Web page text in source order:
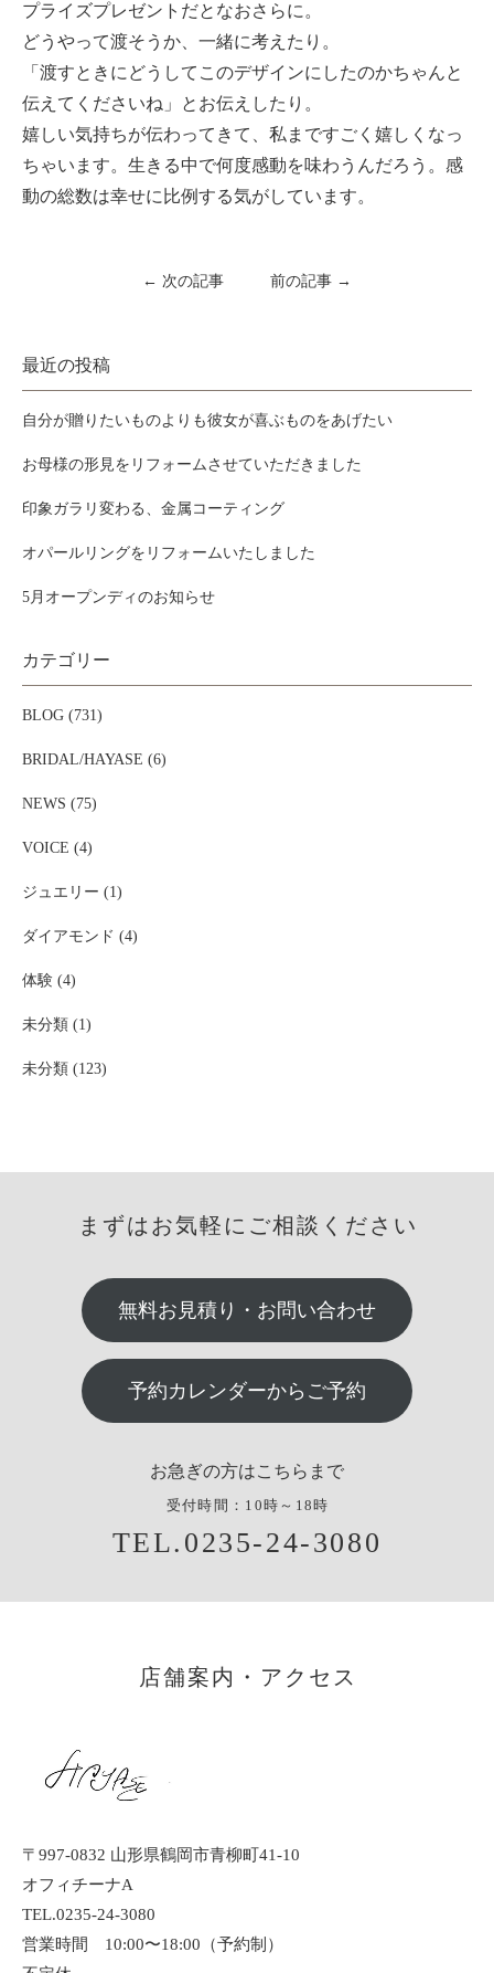
プライズプレゼントだとなおさらに。
どうやって渡そうか、一緒に考えたり。
「渡すときにどうしてこのデザインにしたのかちゃんと
伝えてくださいね」とお伝えしたり。
嬉しい気持ちが伝わってきて、私まですごく嬉しくなっ
ちゃいます。生きる中で何度感動を味わうんだろう。感
動の総数は幸せに比例する気がしています。
← 次の記事 前の記事 →
最近の投稿
自分が贈りたいものよりも彼女が喜ぶものをあげたい
お母様の形見をリフォームさせていただきました
印象ガラリ変わる、金属コーティング
オパールリングをリフォームいたしました
5月オープンディのお知らせ
カテゴリー
BLOG (731)
BRIDAL/HAYASE (6)
NEWS (75)
VOICE (4)
ジュエリー (1)
ダイアモンド (4)
体験 (4)
未分類 (1)
未分類 (123)
まずはお気軽にご相談ください
無料お見積り・お問い合わせ
予約カレンダーからご予約
お急ぎの方はこちらまで
受付時間：10時～18時
TEL.0235-24-3080
店舗案内・アクセス
〒997-0832 山形県鶴岡市青柳町41-10
オフィチーナA
TEL.0235-24-3080
営業時間 10:00〜18:00（予約制）